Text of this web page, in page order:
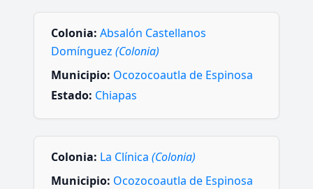
Colonia: Absalón Castellanos
Domínguez (Colonia)
Municipio: Ocozocoautla de Espinosa
Estado: Chiapas
Colonia: La Clínica (Colonia)
Municipio: Ocozocoautla de Espinosa